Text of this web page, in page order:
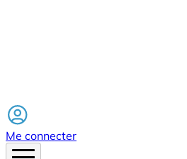
Me connecter